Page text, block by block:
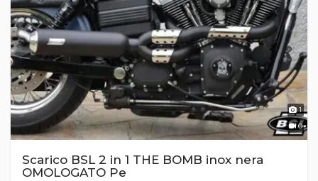
1
0
Scarico BSL 2 in 1 THE BOMB inox nera
OMOLOGATO Pe